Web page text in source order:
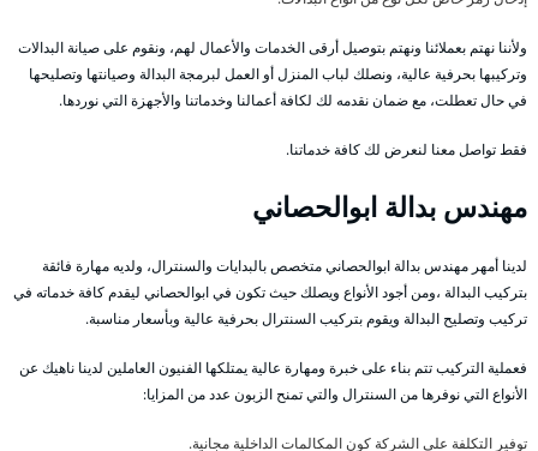
ولأننا نهتم بعملائنا ونهتم بتوصيل أرقى الخدمات والأعمال لهم، ونقوم على صيانة البدالات
وتركيبها بحرفية عالية، ونصلك لباب المنزل أو العمل لبرمجة البدالة وصيانتها وتصليحها
في حال تعطلت، مع ضمان نقدمه لك لكافة أعمالنا وخدماتنا والأجهزة التي نوردها.
فقط تواصل معنا لنعرض لك كافة خدماتنا.
مهندس بدالة ابوالحصاني
لدينا أمهر مهندس بدالة ابوالحصاني متخصص بالبدايات والسنترال، ولديه مهارة فائقة
بتركيب البدالة ،ومن أجود الأنواع ويصلك حيث تكون في ابوالحصاني ليقدم كافة خدماته في
تركيب وتصليح البدالة ويقوم بتركيب السنترال بحرفية عالية وبأسعار مناسبة.
فعملية التركيب تتم بناء على خبرة ومهارة عالية يمتلكها الفنيون العاملين لدينا ناهيك عن
الأنواع التي نوفرها من السنترال والتي تمنح الزبون عدد من المزايا:
توفير التكلفة على الشركة كون المكالمات الداخلية مجانية.